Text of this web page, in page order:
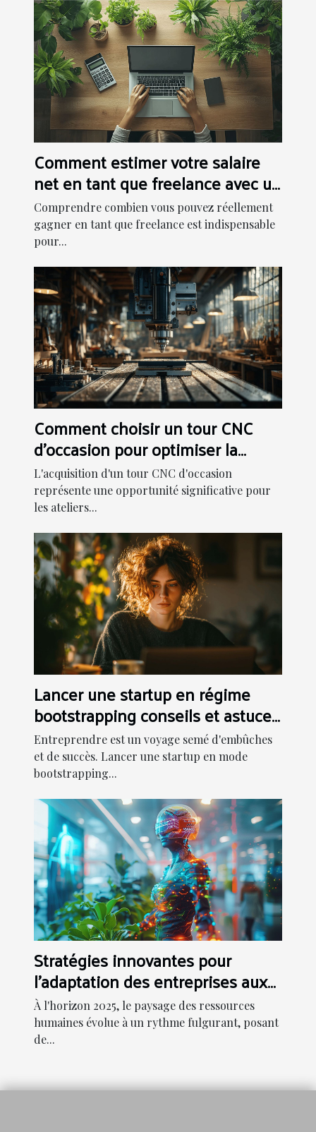
Comment estimer votre salaire
net en tant que freelance avec un
simulateur
Comprendre combien vous pouvez réellement
gagner en tant que freelance est indispensable
pour...
Comment choisir un tour CNC
d'occasion pour optimiser la
production
L'acquisition d'un tour CNC d'occasion
représente une opportunité significative pour
les ateliers...
Lancer une startup en régime
bootstrapping conseils et astuces
pratiques
Entreprendre est un voyage semé d'embûches
et de succès. Lancer une startup en mode
bootstrapping...
Stratégies innovantes pour
l'adaptation des entreprises aux
tendances RH de 2025
À l'horizon 2025, le paysage des ressources
humaines évolue à un rythme fulgurant, posant
de...